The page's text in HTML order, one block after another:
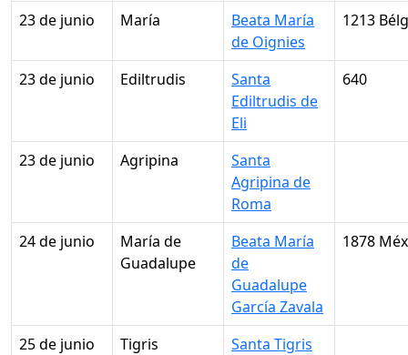
23 de junio María
Beata María
de Oignies
1213
23 de junio Ediltrudis
Santa
Ediltrudis de
Eli
640
23 de junio Agripina
Santa
Agripina de
Roma
24 de junio
María de
Guadalupe
Beata María
de
Guadalupe
García Zavala
1878
25 de junio Tigris
Santa Tigris